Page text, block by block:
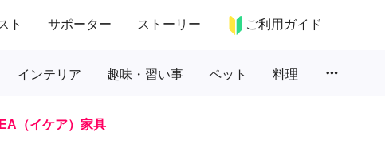
ト サポーター ストーリー ご利用ガイド
インテリア 趣味・習い事 ペット 料理 more_horiz
（イケア）家具